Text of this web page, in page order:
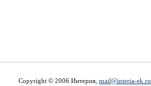
Copyright © 2006 Интерия, mail@interia-ek.ru